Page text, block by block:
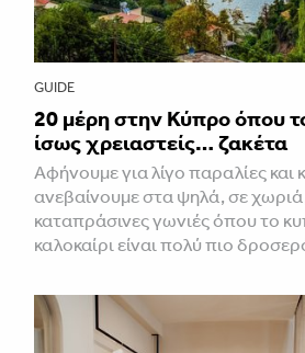
GUIDE
20 μέρη στην Κύπρο όπου
ίσως χρειαστείς… ζακέτα
Αφήνουμε για λίγο παραλίες και
ανεβαίνουμε στα ψηλά, σε
καταπράσινες γωνιές όπου το
καλοκαίρι είναι πολύ πιο